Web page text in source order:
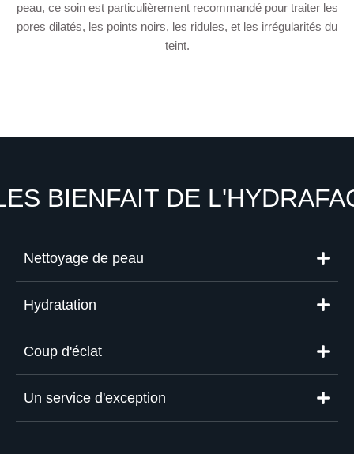
peau, ce soin est particulièrement recommandé pour traiter les
pores dilatés, les points noirs, les ridules, et les irrégularités du
teint.
BIENFAIT DE
Nettoyage de peau
Hydratation
Coup d'éclat
Un service d'exception